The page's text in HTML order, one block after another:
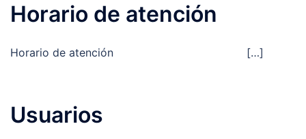
Horario de atención
Horario de atención […]
Usuarios